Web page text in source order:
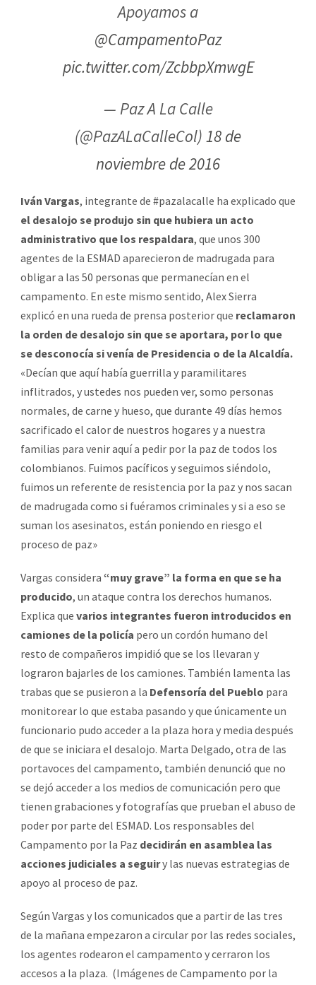
Apoyamos a
@CampamentoPaz
pic.twitter.com/ZcbbpXmwgE
— Paz A La Calle
(@PazALaCalleCol) 18 de
noviembre de 2016
Iván Vargas, integrante de #pazalacalle ha explicado que
el desalojo se produjo sin que hubiera un acto
administrativo que los respaldara, que unos 300
agentes de la ESMAD aparecieron de madrugada para
obligar a las 50 personas que permanecían en el
campamento. En este mismo sentido, Alex Sierra
explicó en una rueda de prensa posterior que reclamaron
la orden de desalojo sin que se aportara, por lo que
se desconocía si venía de Presidencia o de la Alcaldía.
«Decían que aquí había guerrilla y paramilitares
inflitrados, y ustedes nos pueden ver, somo personas
normales, de carne y hueso, que durante 49 días hemos
sacrificado el calor de nuestros hogares y a nuestra
familias para venir aquí a pedir por la paz de todos los
colombianos. Fuimos pacíficos y seguimos siéndolo,
fuimos un referente de resistencia por la paz y nos sacan
de madrugada como si fuéramos criminales y si a eso se
suman los asesinatos, están poniendo en riesgo el
proceso de paz»
Vargas considera “muy grave” la forma en que se ha
producido, un ataque contra los derechos humanos.
Explica que varios integrantes fueron introducidos en
camiones de la policía pero un cordón humano del
resto de compañeros impidió que se los llevaran y
lograron bajarles de los camiones. También lamenta las
trabas que se pusieron a la Defensoría del Pueblo para
monitorear lo que estaba pasando y que únicamente un
funcionario pudo acceder a la plaza hora y media después
de que se iniciara el desalojo. Marta Delgado, otra de las
portavoces del campamento, también denunció que no
se dejó acceder a los medios de comunicación pero que
tienen grabaciones y fotografías que prueban el abuso de
poder por parte del ESMAD. Los responsables del
Campamento por la Paz decidirán en asamblea las
acciones judiciales a seguiry las nuevas estrategias de
apoyo al proceso de paz.
Según Vargas y los comunicados que a partir de las tres
de la mañana empezaron a circular por las redes sociales,
los agentes rodearon el campamento y cerraron los
accesos a la plaza. (Imágenes de Campamento por la